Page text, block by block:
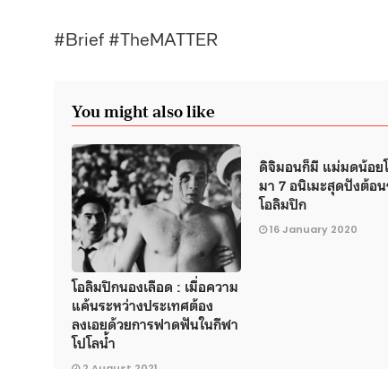
#Brief #TheMATTER
You might also like
โอลิมปิกนองเลือด : เมื่อความ
แค้นระหว่างประเทศต้อง
ลงเอยด้วยการฟาดฟันในกีฬา
โปโลน้ำ
ดิจิมอนก็มี แม่มดน้อย
มา 7 อนิเมะสุดปังต้อ
โอลิมปิก
16 January 2020